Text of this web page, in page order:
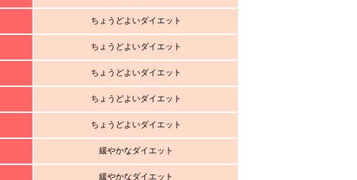
ちょうどよいダイエット
ちょうどよいダイエット
ちょうどよいダイエット
ちょうどよいダイエット
ちょうどよいダイエット
緩やかなダイエット
緩やかなダイエット